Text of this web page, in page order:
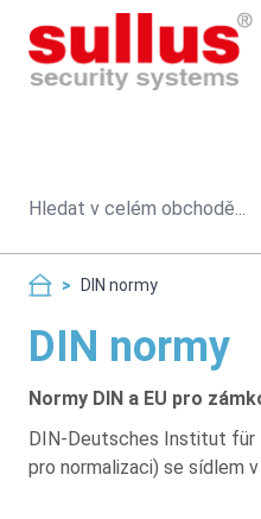
Skip to Content
Search
> DIN normy
DIN normy
Normy DIN a EU pro
DIN-Deutsches Institut für
pro normalizaci) se sídlem